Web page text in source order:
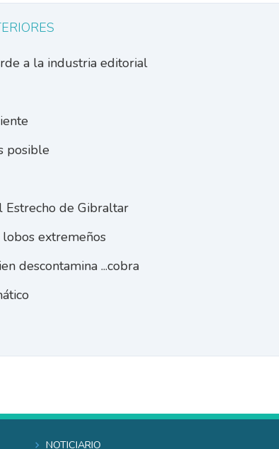
a la industria editorial
posible
de Gibraltar
extremeños
descontamina ...cobra
Noticiario